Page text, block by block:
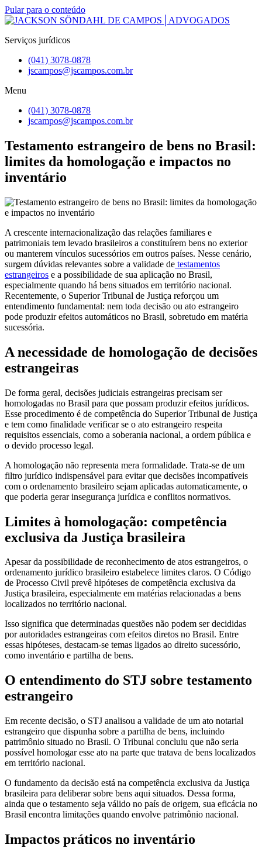
Pular para o conteúdo
Serviços jurídicos
(041) 3078-0878
jscampos@jscampos.com.br
Menu
(041) 3078-0878
jscampos@jscampos.com.br
Testamento estrangeiro de bens no Brasil:
limites da homologação e impactos no
inventário
A crescente internacionalização das relações familiares e
patrimoniais tem levado brasileiros a constituírem bens no exterior
ou manterem vínculos sucessórios em outros países. Nesse cenário,
surgem dúvidas relevantes sobre a validade de testamentos
estrangeiros e a possibilidade de sua aplicação no Brasil,
especialmente quando há bens situados em território nacional.
Recentemente, o Superior Tribunal de Justiça reforçou um
entendimento fundamental: nem toda decisão ou ato estrangeiro
pode produzir efeitos automáticos no Brasil, sobretudo em matéria
sucessória.
A necessidade de homologação de decisões
estrangeiras
De forma geral, decisões judiciais estrangeiras precisam ser
homologadas no Brasil para que possam produzir efeitos jurídicos.
Esse procedimento é de competência do Superior Tribunal de Justiça
e tem como finalidade verificar se o ato estrangeiro respeita
requisitos essenciais, como a soberania nacional, a ordem pública e
o devido processo legal.
A homologação não representa mera formalidade. Trata-se de um
filtro jurídico indispensável para evitar que decisões incompatíveis
com o ordenamento brasileiro sejam aplicadas automaticamente, o
que poderia gerar insegurança jurídica e conflitos normativos.
Limites à homologação: competência
exclusiva da Justiça brasileira
Apesar da possibilidade de reconhecimento de atos estrangeiros, o
ordenamento jurídico brasileiro estabelece limites claros. O Código
de Processo Civil prevê hipóteses de competência exclusiva da
Justiça brasileira, especialmente em matérias relacionadas a bens
localizados no território nacional.
Isso significa que determinadas questões não podem ser decididas
por autoridades estrangeiras com efeitos diretos no Brasil. Entre
essas hipóteses, destacam-se temas ligados ao direito sucessório,
como inventário e partilha de bens.
O entendimento do STJ sobre testamento
estrangeiro
Em recente decisão, o STJ analisou a validade de um ato notarial
estrangeiro que dispunha sobre a partilha de bens, incluindo
patrimônio situado no Brasil. O Tribunal concluiu que não seria
possível homologar esse ato na parte que tratava de bens localizados
em território nacional.
O fundamento da decisão está na competência exclusiva da Justiça
brasileira para deliberar sobre bens aqui situados. Dessa forma,
ainda que o testamento seja válido no país de origem, sua eficácia no
Brasil encontra limitações quando envolve patrimônio nacional.
Impactos práticos no inventário